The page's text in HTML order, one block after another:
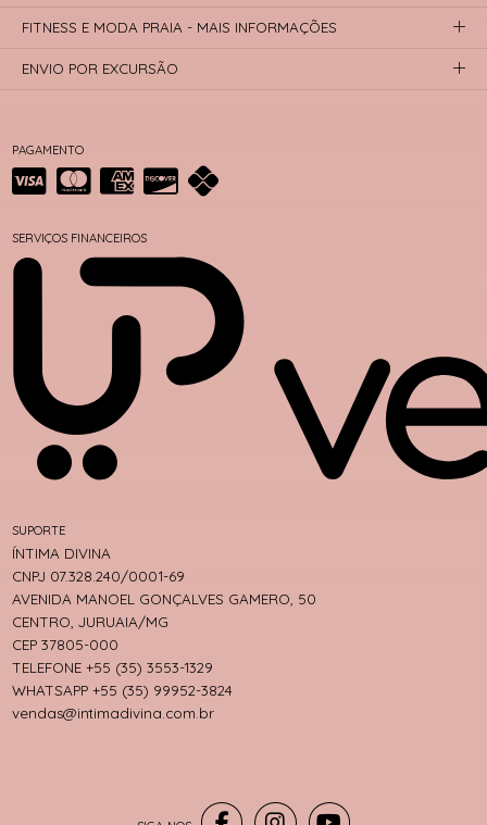
PAGAMENTO
SERVIÇOS FINANCEIROS
SUPORTE
ÍNTIMA DIVINA
CNPJ 07.328.240/0001-69
AVENIDA MANOEL GONÇALVES GAMERO, 50
CENTRO, JURUAIA/MG
CEP 37805-000
TELEFONE +55 (35) 3553-1329
WHATSAPP +55 (35) 99952-3824
vendas@intimadivina.com.br
FITNESS E MODA PRAIA - MAIS INFORMAÇÕES
ENVIO POR EXCURSÃO